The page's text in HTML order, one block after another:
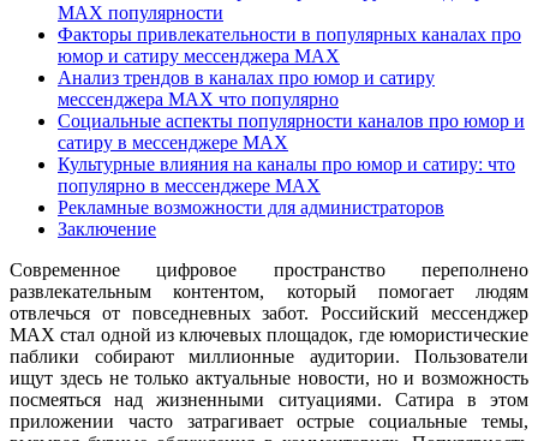
MAX популярности
Факторы привлекательности в популярных каналах про
юмор и сатиру мессенджера MAX
Анализ трендов в каналах про юмор и сатиру
мессенджера MAX что популярно
Социальные аспекты популярности каналов про юмор и
сатиру в мессенджере MAX
Культурные влияния на каналы про юмор и сатиру: что
популярно в мессенджере MAX
Рекламные возможности для администраторов
Заключение
Современное цифровое пространство переполнено
развлекательным контентом, который помогает людям
отвлечься от повседневных забот. Российский мессенджер
MAX стал одной из ключевых площадок, где юмористические
паблики собирают миллионные аудитории. Пользователи
ищут здесь не только актуальные новости, но и возможность
посмеяться над жизненными ситуациями. Сатира в этом
приложении часто затрагивает острые социальные темы,